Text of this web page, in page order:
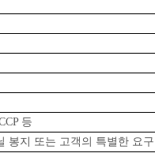
등
봉지 또는 고객의 특별한 요